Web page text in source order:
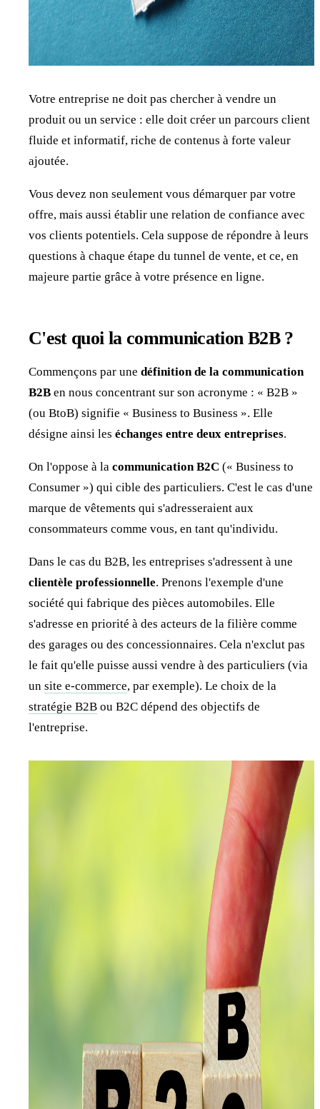
Votre entreprise ne doit pas chercher à vendre un
produit ou un service : elle doit créer un parcours client
fluide et informatif, riche de contenus à forte valeur
ajoutée.
Vous devez non seulement vous démarquer par votre
offre, mais aussi établir une relation de confiance avec
vos clients potentiels. Cela suppose de répondre à leurs
questions à chaque étape du tunnel de vente, et ce, en
majeure partie grâce à votre présence en ligne.
C'est quoi la communication B2B ?
Commençons par une définition de la communication
B2B en nous concentrant sur son acronyme : « B2B »
(ou BtoB) signifie « Business to Business ». Elle
désigne ainsi les échanges entre deux entreprises.
On l'oppose à la communication B2C (« Business to
Consumer ») qui cible des particuliers. C'est le cas d'une
marque de vêtements qui s'adresseraient aux
consommateurs comme vous, en tant qu'individu.
Dans le cas du B2B, les entreprises s'adressent à une
clientèle professionnelle. Prenons l'exemple d'une
société qui fabrique des pièces automobiles. Elle
s'adresse en priorité à des acteurs de la filière comme
des garages ou des concessionnaires. Cela n'exclut pas
le fait qu'elle puisse aussi vendre à des particuliers (via
un site e-commerce, par exemple). Le choix de la
stratégie B2B ou B2C dépend des objectifs de
l'entreprise.